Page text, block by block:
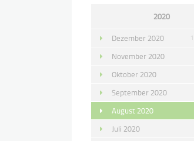
2020
Dezember 2020
November 2020
Oktober 2020
September 2020
August 2020
Juli 2020